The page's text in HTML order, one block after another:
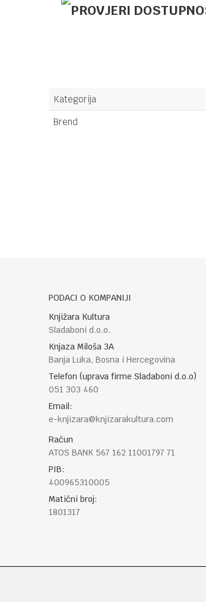
Kategorija
Brend
PODACI O KOMPANIJI
Knjižara Kultura
Sladaboni d.o.o.
Knjaza Miloša 3A
Banja Luka, Bosna i Hercegovina
Telefon (uprava firme Sladaboni d.o.o)
051 303 460
Email:
e-knjizara@knjizarakultura.com
Račun
ATOS BANK 567 162 11001797 71
PIB:
400965310005
Matični broj:
1801317